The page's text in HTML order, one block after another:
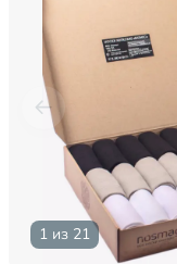
1 из 21